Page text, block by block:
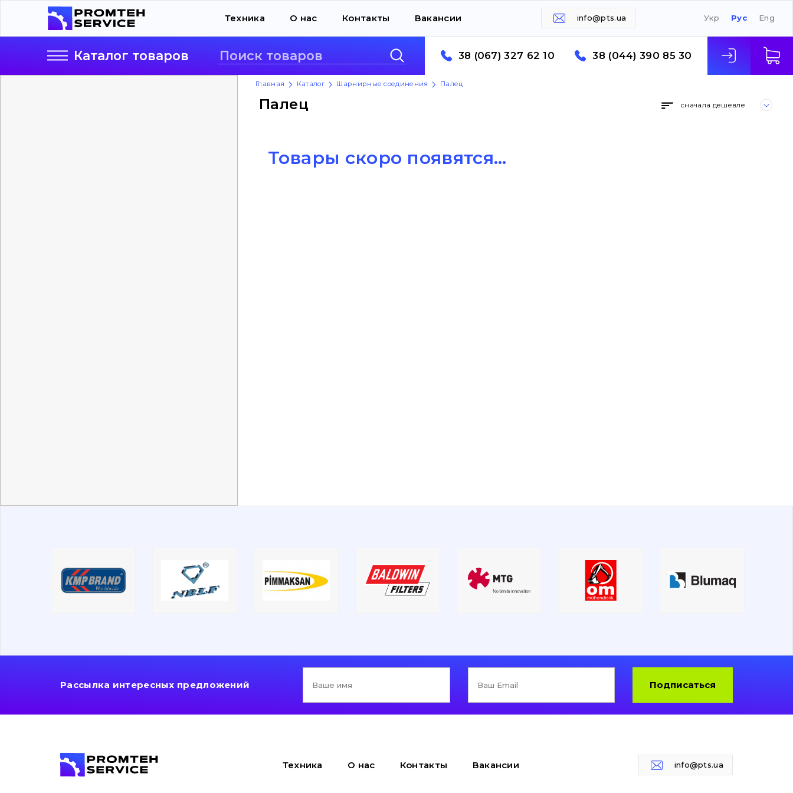
Техника О нас Контакты Вакансии info@pts.ua Укр Рус Eng
Каталог товаров 38 (067) 327 62 10 38 (044) 390 85 30
Главная Каталог Шарнирные соединения Палец
Палец сначала дешевле
Товары скоро появятся...
Рассылка интересных предложений Подписаться
Техника О нас Контакты Вакансии info@pts.ua